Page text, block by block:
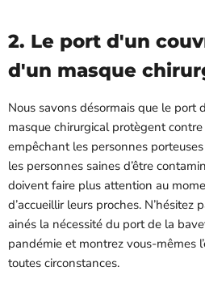
2. Le port d'un
d'un masque
Nous savons désormais que le port
masque chirurgical protègent
empêchant les personnes
les personnes saines d’être
doivent faire plus attention au
d’accueillir leurs proches. N’hésitez
ainés la nécessité du port de la
pandémie et montrez vous-mêmes
toutes circonstances.